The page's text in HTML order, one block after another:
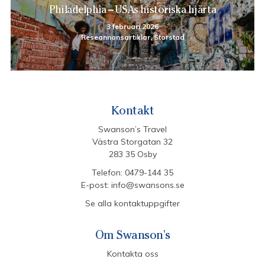
Philadelphia – USAs historiska hjärta
3 februari 2026
Reseannonsartiklar, Storstad
Kontakt
Swanson’s Travel
Västra Storgatan 32
283 35 Osby
Telefon: 0479-144 35
E-post: info@swansons.se
Se alla kontaktuppgifter
Om Swanson's
Kontakta oss